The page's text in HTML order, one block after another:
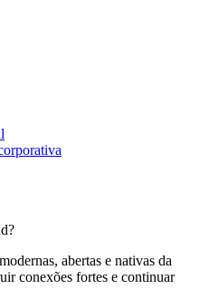
abertas e nativas da
conexões fortes e continuar